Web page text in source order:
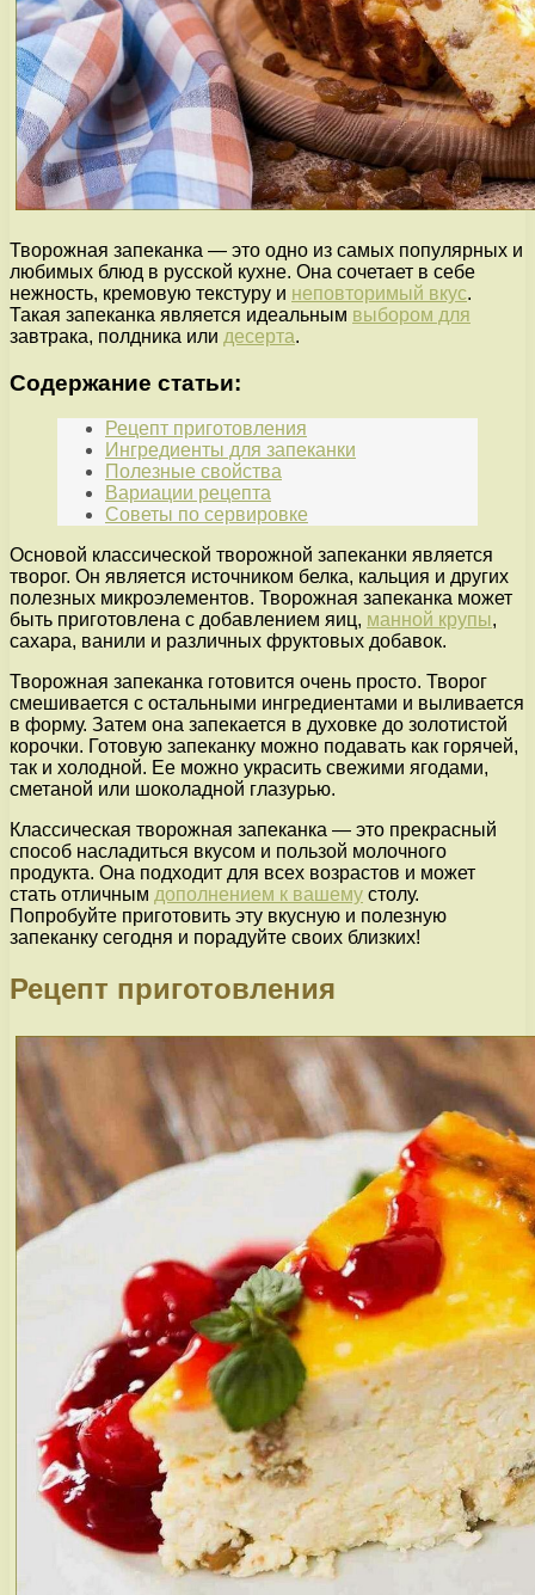
Творожная запеканка — это одно из самых популярных и
любимых блюд в русской кухне. Она сочетает в себе
нежность, кремовую текстуру и неповторимый вкус.
Такая запеканка является идеальным выбором для
завтрака, полдника или десерта.
Содержание статьи:
Рецепт приготовления
Ингредиенты для запеканки
Полезные свойства
Вариации рецепта
Советы по сервировке
Основой классической творожной запеканки является
творог. Он является источником белка, кальция и других
полезных микроэлементов. Творожная запеканка может
быть приготовлена с добавлением яиц, манной крупы,
сахара, ванили и различных фруктовых добавок.
Творожная запеканка готовится очень просто. Творог
смешивается с остальными ингредиентами и выливается
в форму. Затем она запекается в духовке до золотистой
корочки. Готовую запеканку можно подавать как горячей,
так и холодной. Ее можно украсить свежими ягодами,
сметаной или шоколадной глазурью.
Классическая творожная запеканка — это прекрасный
способ насладиться вкусом и пользой молочного
продукта. Она подходит для всех возрастов и может
стать отличным дополнением к вашему столу.
Попробуйте приготовить эту вкусную и полезную
запеканку сегодня и порадуйте своих близких!
Рецепт приготовления